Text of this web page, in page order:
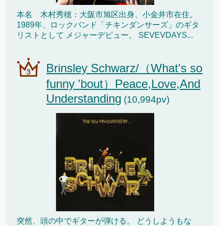
本名 木村秀穂：大阪市旭区出身、小金井市在住。
1989年、ロックバンド「チキンダンサーズ」のギタ
リストとして メジャーデビュー。 SEVEVDAYS...
Brinsley Schwarz/（What's so
funny 'bout）Peace,Love,And
Understanding (10,994pv)
突然、頭の中でギターが弾ける。 どうしようもな